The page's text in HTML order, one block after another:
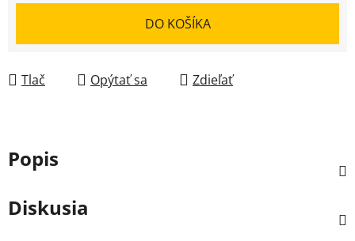
DO KOŠÍKA
Tlač Opýtať sa Zdieľať
Popis
Diskusia